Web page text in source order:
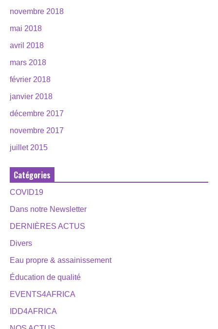
novembre 2018
mai 2018
avril 2018
mars 2018
février 2018
janvier 2018
décembre 2017
novembre 2017
juillet 2015
Catégories
COVID19
Dans notre Newsletter
DERNIÈRES ACTUS
Divers
Eau propre & assainissement
Éducation de qualité
EVENTS4AFRICA
IDD4AFRICA